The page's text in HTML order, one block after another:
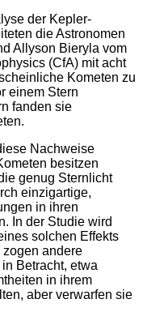
der Kepler-
die Astronomen
Allyson Bieryla vom
(CfA) mit acht
Kometen zu
einem Stern
fanden sie
Nachweise
besitzen
genug Sternlicht
einzigartige,
in ihren
In der Studie wird
solchen Effekts
andere
Betracht, etwa
in ihrem
aber verwarfen sie